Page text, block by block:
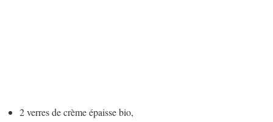
2 verres de crème épaisse bio,